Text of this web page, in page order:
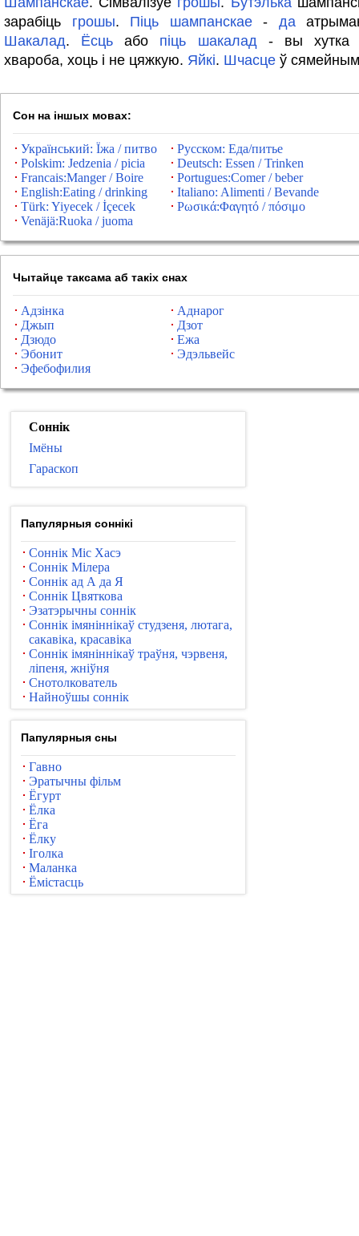
зарабіць грошы. Піць шампанскае- да
Шакалад. Ёсць або піць шакалад- вы хутка
хвароба, хоць і не цяжкую. Яйкі. Шчасце ў
Сон на іншых мовах:
Український: Їжа / питво
Русском: Еда/питье
Polskim: Jedzenia / picia
Deutsch: Essen / Trinken
Francais:Manger / Boire
Portugues:Comer / beber
English:Eating / drinking
Italiano: Alimenti / Bevande
Türk: Yiyecek / İçecek
Ρωσικά:Φαγητό / πόσιμο
Venäjä:Ruoka / juoma
Чытайце таксама аб такіх снах
Адзінка
Аднарог
Джып
Дзот
Дзюдо
Ежа
Эбонит
Эдэльвейс
Эфебофилия
Соннік
Імёны
Гараскоп
Папулярныя соннікі
Соннік Міс Хасэ
Соннік Мілера
Соннік ад А да Я
Соннік Цвяткова
Эзатэрычны соннік
Соннік імяніннікаў студзеня, лютага,
сакавіка, красавіка
Соннік імяніннікаў траўня, чэрвеня,
ліпеня, жніўня
Снотолкователь
Найноўшы соннік
Папулярныя сны
Гавно
Эратычны фільм
Ёгурт
Ёлка
Ёга
Ёлку
Іголка
Маланка
Ёмістасць